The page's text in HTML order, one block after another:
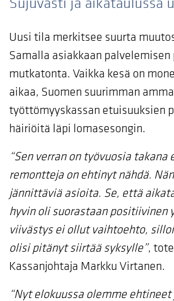
Uusi tila merkitsee suurta
Samalla asiakkaan
mutkatonta. Vaikka kesä on
aikaa, Suomen suurimman
työttömyyskassan etuisuuksien
häiriöitä läpi lomasesongin.
“Sen verran on työvuosia
remontteja on ehtinyt nähdä.
jännittäviä asioita. Se, että
hyvin oli suorastaan positiivinen
viivästys ei ollut vaihtoehto,
olisi pitänyt siirtää syksylle”,
Kassanjohtaja Markku Virtanen.
“Nyt elokuussa olemme